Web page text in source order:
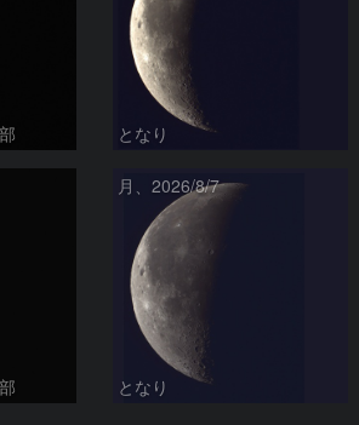
となり
月、2026/8/7
となり